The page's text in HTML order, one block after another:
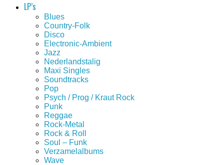
LP’s
Blues
Country-Folk
Disco
Electronic-Ambient
Jazz
Nederlandstalig
Maxi Singles
Soundtracks
Pop
Psych / Prog / Kraut Rock
Punk
Reggae
Rock-Metal
Rock & Roll
Soul – Funk
Verzamelalbums
Wave